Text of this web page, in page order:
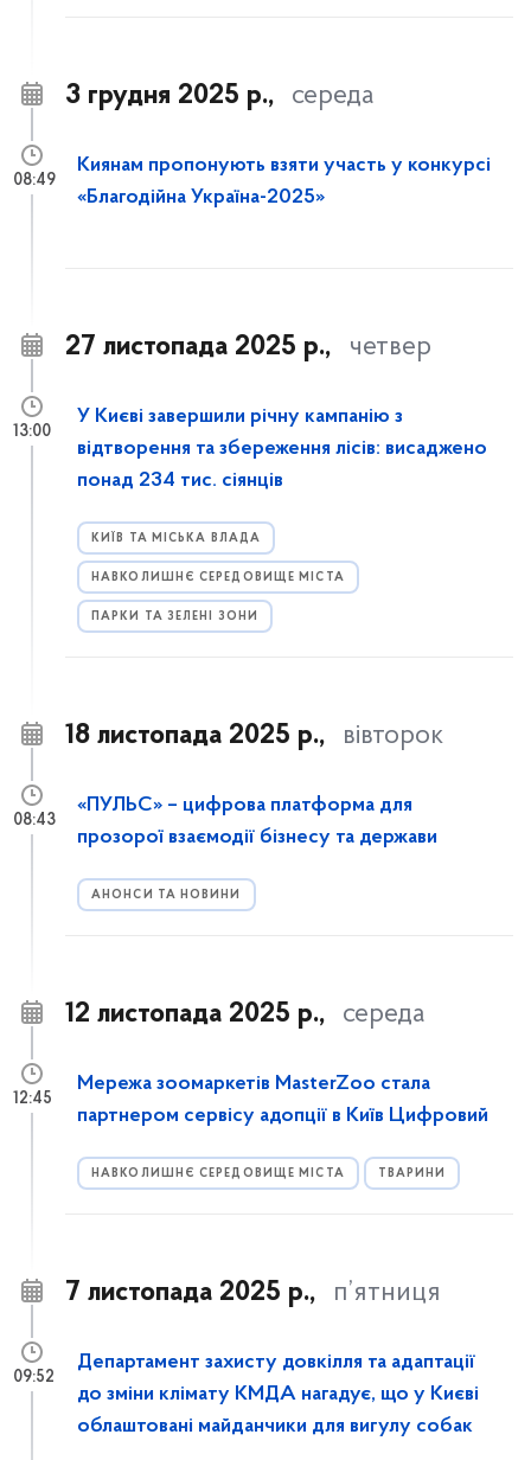
3 грудня 2025 р., середа
Киянам пропонують взяти участь у конкурсі
«Благодійна Україна-2025»
08:49
27 листопада 2025 р., четвер
У Києві завершили річну кампанію з
відтворення та збереження лісів: висаджено
понад 234 тис. сіянців
КИЇВ ТА МІСЬКА ВЛАДА
НАВКОЛИШНЄ СЕРЕДОВИЩЕ МІСТА
ПАРКИ ТА ЗЕЛЕНІ ЗОНИ
13:00
18 листопада 2025 р., вівторок
«ПУЛЬС» – цифрова платформа для
прозорої взаємодії бізнесу та держави
АНОНСИ ТА НОВИНИ
08:43
12 листопада 2025 р., середа
Мережа зоомаркетів MasterZoo стала
партнером сервісу адопції в Київ Цифровий
НАВКОЛИШНЄ СЕРЕДОВИЩЕ МІСТА ТВАРИНИ
12:45
7 листопада 2025 р., п’ятниця
Департамент захисту довкілля та адаптації
до зміни клімату КМДА нагадує, що у Києві
облаштовані майданчики для вигулу собак
09:52